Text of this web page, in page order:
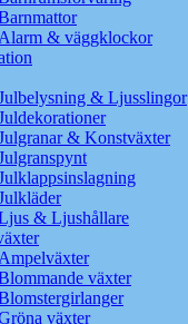
Alarm & väggklockor
& Ljusslingor
& Konstväxter
& Ljushållare
Ampelväxter
växter
växter